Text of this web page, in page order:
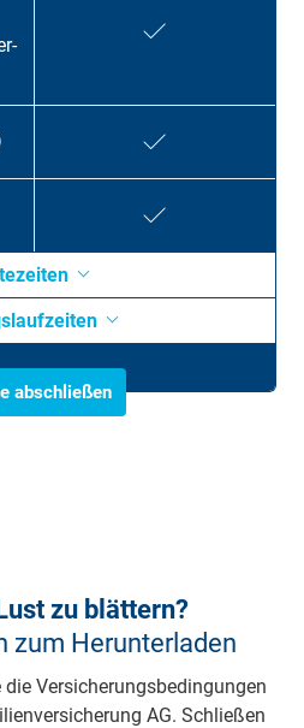
abschließen
zu blättern?
zum Herunterladen
Versicherungsbedingungen
AG. Schließen